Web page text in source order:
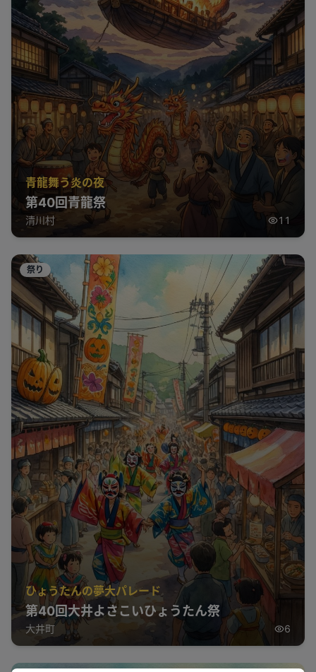
青龍舞う炎の夜
第40回青龍祭
清川村 11
祭り
ひょうたんの夢大パレード
第40回大井よさこいひょうたん祭
大井町 6